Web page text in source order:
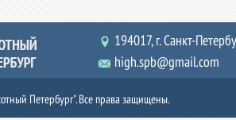
194017, г. Санкт-
high.spb@gmail.com
Петербург". Все права защищены.